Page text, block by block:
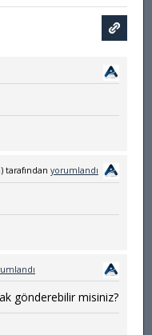
tarafından yorumlandı
gönderebilir misiniz?